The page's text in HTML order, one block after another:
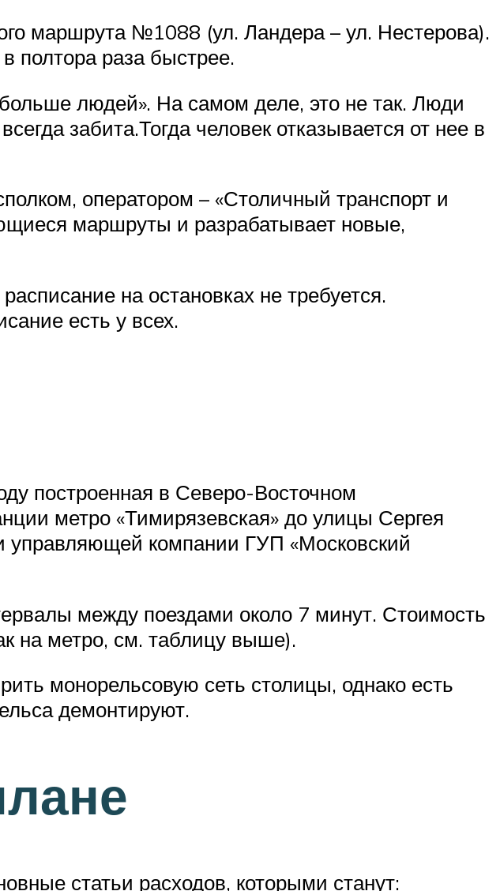
маршрута №1088 (ул. Ландера – ул. Нестерова).
полтора раза быстрее.
людей». На самом деле, это не так. Люди
забита.Тогда человек отказывается от нее в
оператором – «Столичный транспорт и
маршруты и разрабатывает новые,
на остановках не требуется.
есть у всех.
построенная в Северо-Восточном
метро «Тимирязевская» до улицы Сергея
управляющей компании ГУП «Московский
между поездами около 7 минут. Стоимость
на метро, см. таблицу выше).
монорельсовую сеть столицы, однако есть
демонтируют.
статьи расходов, которыми станут: